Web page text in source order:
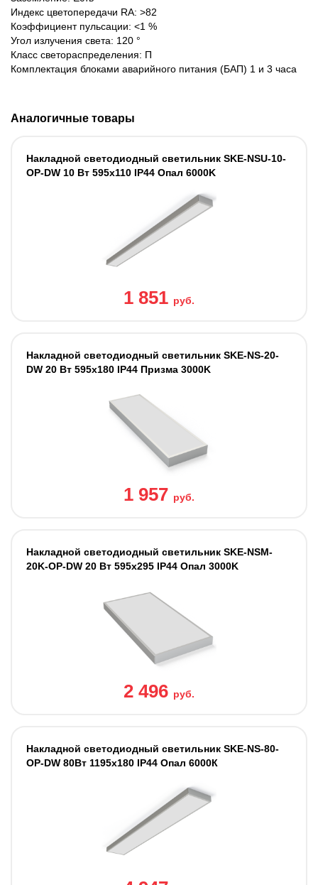
Индекс цветопередачи RA: >82
Коэффициент пульсации: <1 %
Угол излучения света: 120 °
Класс светораспределения: П
Комплектация блоками аварийного питания (БАП) 1 и 3 часа
Аналогичные товары
Накладной светодиодный светильник SKE-NSU-10-
OP-DW 10 Вт 595x110 IP44 Опал 6000K
1 851 руб.
Накладной светодиодный светильник SKE-NS-20-
DW 20 Вт 595x180 IP44 Призма 3000K
1 957 руб.
Накладной светодиодный светильник SKE-NSM-
20K-OP-DW 20 Вт 595x295 IP44 Опал 3000K
2 496 руб.
Накладной светодиодный светильник SKE-NS-80-
OP-DW 80Вт 1195x180 IP44 Опал 6000К